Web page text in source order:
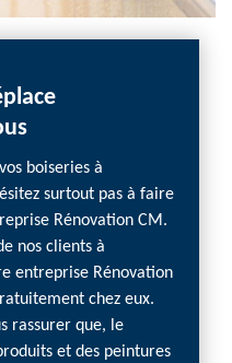
boiseries à
surtout pas à faire
Rénovation CM.
nos clients à
entreprise Rénovation
chez eux.
rassurer que, le
et des peintures